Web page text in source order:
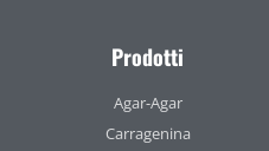
Prodotti
Agar-Agar
Carragenina